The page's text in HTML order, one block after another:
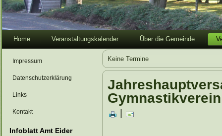
Home Veranstaltungskalender Über die Gemeinde
Impressum
Datenschutzerklärung
Links
Kontakt
Infoblatt Amt Eider
Keine Termine